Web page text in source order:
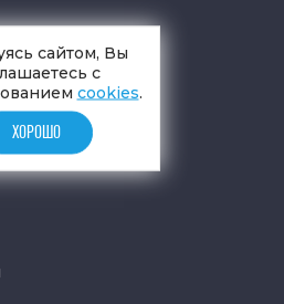
сайтом, Вы
с
cookies.
ХОРОШО